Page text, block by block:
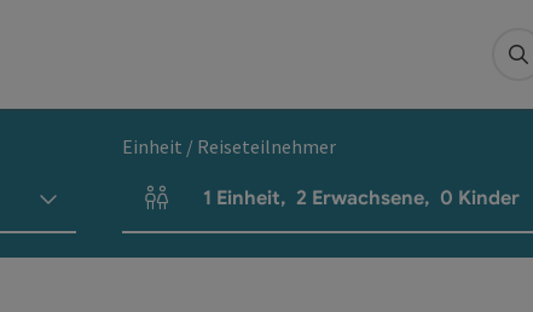
Einheit / Reiseteilnehmer
Einheitenanzahl und Personenfelder
1 Einheit, 2 Erwachsene, 0 Kinder